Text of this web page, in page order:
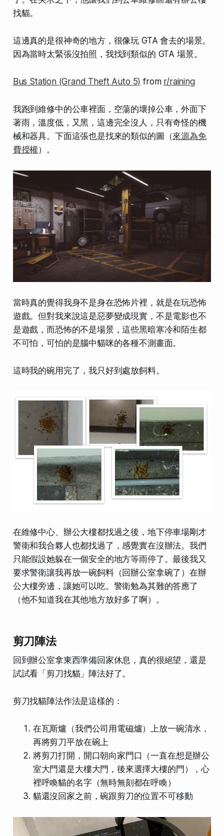
找貓。
這邊真的是很神奇的地方，很像玩 GTA 會去的場景。
因為當時太緊張沒拍照，我找到類似的 GTA 場景。
Bus Station (Grand Theft Auto 5) from r/raining
我跑到維修中的公車裡面，空蕩的壞掉公車，外面下
著雨，溫度低，又黑，這邊完全沒人，只有奇怪的機
械和器具。下面這張也是找來的類似的圖（來源為免
費授權）。
當時真的覺得我身不是身在恐怖片裡，就是在玩恐怖
遊戲。但對我來說這是惡夢變成現實，不是電影也不
是遊戲，而恐怖的不是場景，這些黑暗寒冷和陌生都
不可怕，可怕的是腦中貓咪的各種不測畫面。
這時我的碗用完了，我只好到處放飼料。
在維修中心、辦公大樓都找過之後，地下停車場剛才
警衛和我合夥人也都找過了，感覺實在沒辦法。我們
只能假設她躲在一個安全的地方等雨停了。最後我又
要求警衛讓我再放一碗飼料（回辦公室拿碗了）在辦
公大樓旁邊，讓她可以吃。警衛勉為其難的答應了
（他不知道我在其他地方放好多了啊）。
剪刀陣法
回到辦公室拿東西準備回家休息，真的很絕望，還是
試試看「剪刀找貓」陣法好了。
剪刀找貓陣法作法是這樣的：
在瓦斯爐（我們公司用電磁爐）上放一碗清水，
再將剪刀平放在碗上
將剪刀打開，開口朝向家門口（一直在想是辦公
室大門還是大樓大門，後來選擇大樓的門），心
裡呼喚貓的名字（無時無刻都在呼喚）
貓還沒回家之前，碗跟剪刀的位置不可移動